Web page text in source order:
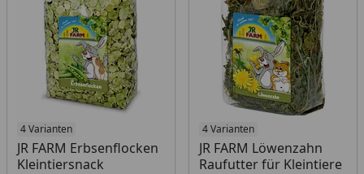
4 Varianten
JR FARM Erbsenflocken
Kleintiersnack
Produkt am Lager 4 Varianten
JR FARM Löwenzahn
Raufutter für Kleintiere
Produkt am Lager